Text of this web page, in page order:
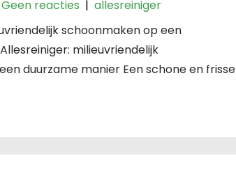
Geen reacties |allesreiniger
schoonmaken op een
milieuvriendelijk
duurzame manier Een schone en frisse